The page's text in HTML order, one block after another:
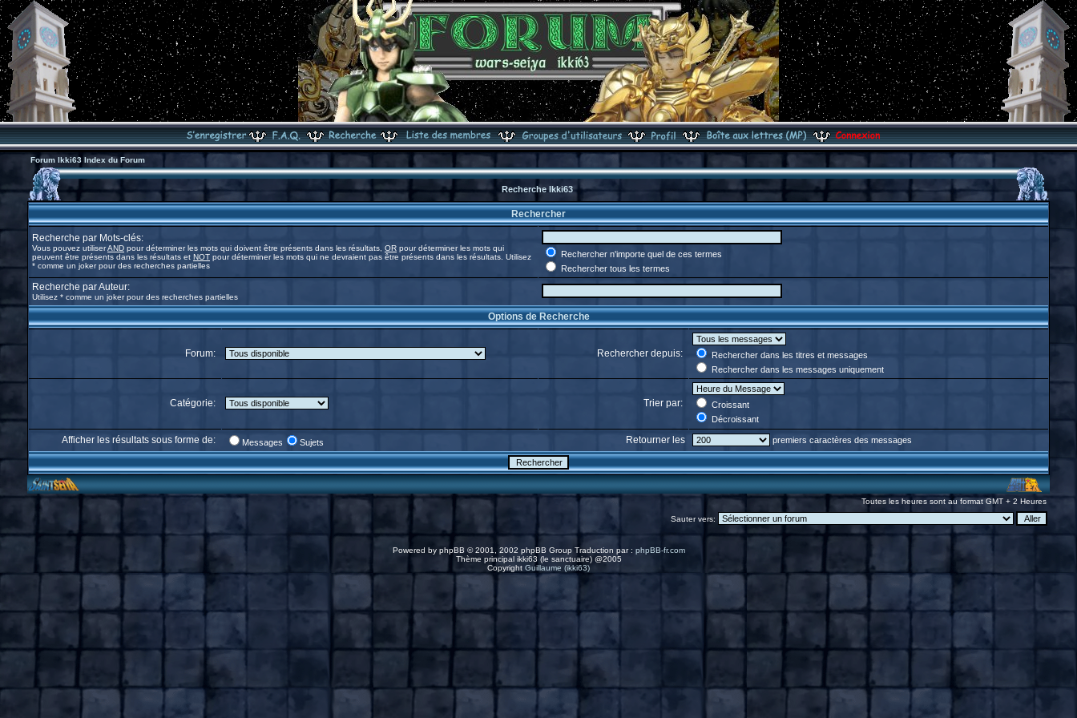
Forum Ikki63 Index du Forum
Recherche Ikki63
Rechercher
Recherche par Mots-clés:
Vous pouvez utiliserAND pour déterminer les mots qui doivent être présents dans les résultats, OR pour déterminer les mots qui
peuvent être présents dans les résultats et NOT pour déterminer les mots qui ne devraient pas être présents dans les résultats. Utilisez
* comme un joker pour des recherches partielles
Rechercher n'importe quel de ces termes
Rechercher tous les termes
Recherche par Auteur:
Utilisez * comme un joker pour des recherches partielles
Options de Recherche
Forum: Rechercher depuis:
Rechercher dans les titres et messages
Rechercher dans les messages uniquement
Catégorie: Trier par:
Croissant
Décroissant
Afficher les résultats sous forme de: Messages Sujets Retourner les premiers caractères des messages
Toutes les heures sont au format GMT + 2 Heures
Sauter vers:
Powered by phpBB © 2001, 2002 phpBB Group Traduction par : phpBB-fr.com
Thème principal ikki63 (le sanctuaire) @2005
Copyright Guillaume (ikki63)